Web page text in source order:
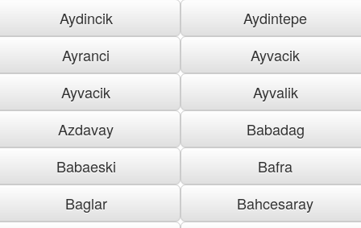
Aydincik
Aydintepe
Ayranci
Ayvacik
Ayvacik
Ayvalik
Azdavay
Babadag
Babaeski
Bafra
Baglar
Bahcesaray